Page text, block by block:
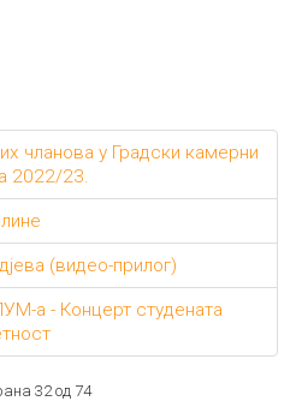
чланова у Градски камерни
2022/23.
(видео-прилог)
а - Концерт студената
32 од 74